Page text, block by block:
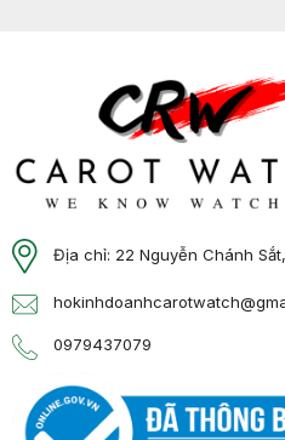
Địa chỉ: 22 Nguyễn Chánh
0979437079